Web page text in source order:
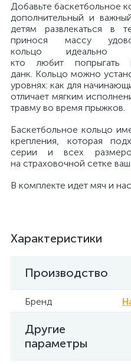
Добавьте баскетбольное
дополнительный и
детям развлекаться в
принося массу
кольцо идеально
кто любит попрыгать
данк. Кольцо можно
уровнях: как для
отличает мягким
травму во время прыжков.
Баскетбольное кольцо
крепления, которая
серии и всех
на страховочной сетке
В комплекте идет мяч и
Характеристики
Производство
Бренд
Другие
параметры